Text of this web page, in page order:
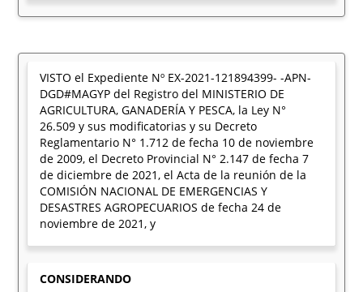
VISTO el Expediente Nº EX-2021-121894399- -APN-
DGD#MAGYP del Registro del MINISTERIO DE
AGRICULTURA, GANADERÍA Y PESCA, la Ley N°
26.509 y sus modificatorias y su Decreto
Reglamentario N° 1.712 de fecha 10 de noviembre
de 2009, el Decreto Provincial N° 2.147 de fecha 7
de diciembre de 2021, el Acta de la reunión de la
COMISIÓN NACIONAL DE EMERGENCIAS Y
DESASTRES AGROPECUARIOS de fecha 24 de
noviembre de 2021, y
CONSIDERANDO